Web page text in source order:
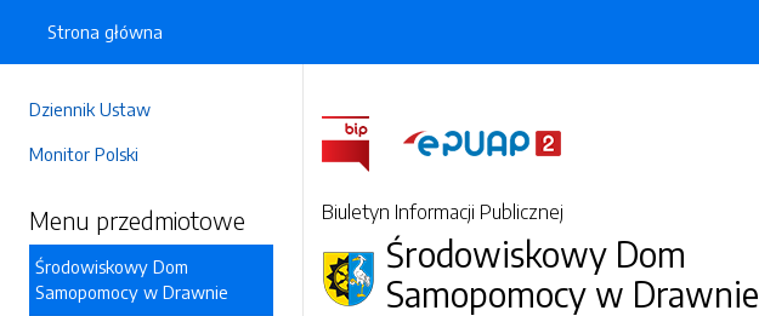
Dziennik Ustaw
Monitor Polski
Menu przedmiotowe
Środowiskowy Dom
Samopomocy w Drawnie
Strona główna
Biuletyn Informacji Publicznej
Środowiskowy Dom
Samopomocy w Drawnie